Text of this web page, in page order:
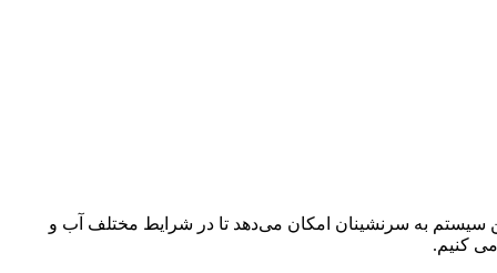
به سرنشینان امکان می‌دهد تا در شرایط مختلف آب و
کنیم.